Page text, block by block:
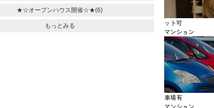
★☆オープンハウス開催☆★(6)
もっとみる
ット可
マンション
車場有
マンション